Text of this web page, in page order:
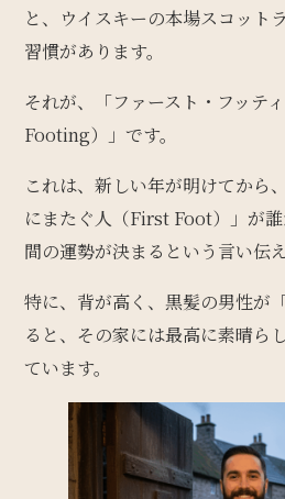
と、ウイスキーの本場スコット
習慣があります。
それが、「ファースト・フッテ
Footing）」です。
これは、新しい年が明けてから
にまたぐ人（First Foot）」が
間の運勢が決まるという言い伝え
特に、背が高く、黒髪の男性が
ると、その家には最高に素晴ら
ています。